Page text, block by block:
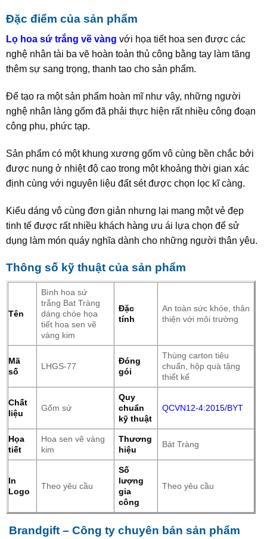
Đặc điểm của sản phẩm
Lọ hoa sứ trắng vẽ vàng với họa tiết hoa sen được các
nghệ nhân tài ba vẽ hoàn toản thủ công bằng tay làm tăng
thêm sự sang trọng, thanh tao cho sản phẩm.
Để tạo ra một sản phẩm hoàn mĩ như vây, những người
nghệ nhân làng gốm đã phải thực hiện rất nhiều công đoạn
công phu, phức tạp.
Sản phẩm có một khung xương gốm vô cùng bền chắc bởi
được nung ở nhiệt độ cao trong một khoảng thời gian xác
định cùng với nguyên liệu đất sét được chọn lọc kĩ càng.
Kiểu dáng vô cùng đơn giản nhưng lại mang một vẻ đẹp
tinh tế được rất nhiều khách hàng ưu ái lựa chọn để sử
dụng làm món quáy nghĩa dành cho những người thân yêu.
Thông số kỹ thuật của sản phẩm
Tên
Bình hoa sứ
trắng Bat Tràng
dáng chóe họa
tiết hoa sen vẽ
vàng kim
Đặc
tính
An toàn sức khỏe, thân
thiện với môi trường
Mã
số
LHGS-77
Đóng
gói
Thùng carton tiêu
chuẩn, hộp quà tặng
thiết kế
Chất
liệu
Gốm sứ
Quy
chuẩn
kỹ thuật
QCVN12-4:2015/BYT
Họa
tiết
Hoa sen vẽ vàng
kim
Thương
hiệu
Bát Tràng
In
Logo
Theo yêu cầu
Số
lượng
gia
công
Theo yêu cầu
Brandgift – Công ty chuyên bán sản phẩm